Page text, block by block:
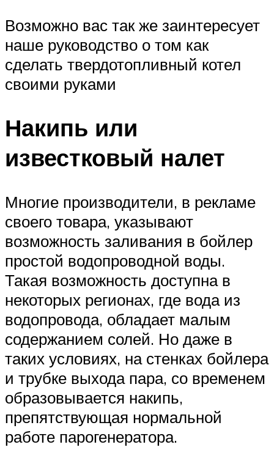
Возможно вас так же заинтересует
наше руководство о том как
сделать твердотопливный котел
своими руками
Накипь или
известковый налет
Многие производители, в рекламе
своего товара, указывают
возможность заливания в бойлер
простой водопроводной воды.
Такая возможность доступна в
некоторых регионах, где вода из
водопровода, обладает малым
содержанием солей. Но даже в
таких условиях, на стенках бойлера
и трубке выхода пара, со временем
образовывается накипь,
препятствующая нормальной
работе парогенератора.